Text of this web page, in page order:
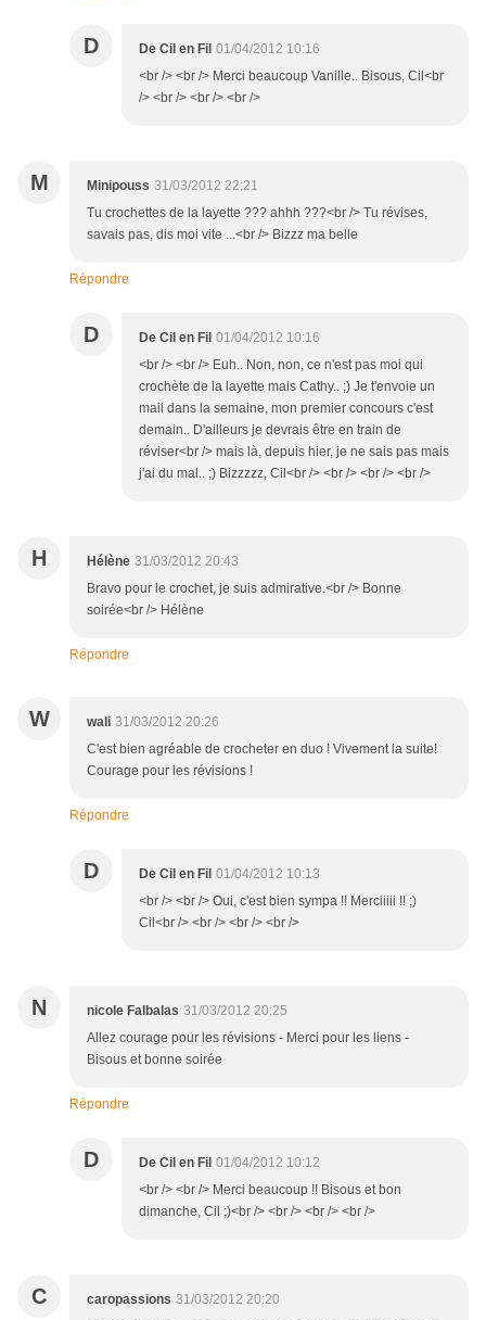
D De Cil en Fil 01/04/2012 10:16
<br /> <br /> Merci beaucoup Vanille.. Bisous, Cil<br
/> <br /> <br /> <br />
M Minipouss 31/03/2012 22:21
Tu crochettes de la layette ??? ahhh ???<br /> Tu révises,
savais pas, dis moi vite ...<br /> Bizzz ma belle
Répondre
D De Cil en Fil 01/04/2012 10:16
<br /> <br /> Euh.. Non, non, ce n'est pas moi qui
crochète de la layette mais Cathy.. ;) Je t'envoie un
mail dans la semaine, mon premier concours c'est
demain.. D'ailleurs je devrais être en train de
réviser<br /> mais là, depuis hier, je ne sais pas mais
j'ai du mal.. ;) Bizzzzz, Cil<br /> <br /> <br /> <br />
H Hélène 31/03/2012 20:43
Bravo pour le crochet, je suis admirative.<br /> Bonne
soirée<br /> Hélène
Répondre
W wali 31/03/2012 20:26
C'est bien agréable de crocheter en duo ! Vivement la suite!
Courage pour les révisions !
Répondre
D De Cil en Fil 01/04/2012 10:13
<br /> <br /> Oui, c'est bien sympa !! Merciiiii !! ;)
Cil<br /> <br /> <br /> <br />
N nicole Falbalas 31/03/2012 20:25
Allez courage pour les révisions - Merci pour les liens -
Bisous et bonne soirée
Répondre
D De Cil en Fil 01/04/2012 10:12
<br /> <br /> Merci beaucoup !! Bisous et bon
dimanche, Cil ;)<br /> <br /> <br /> <br />
C caropassions 31/03/2012 20:20